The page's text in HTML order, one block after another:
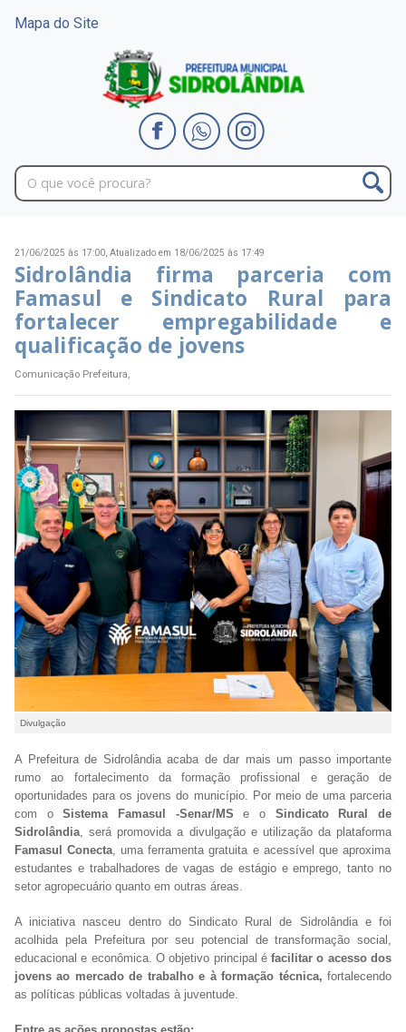
Mapa do Site
21/06/2025 às 17:00, Atualizado em 18/06/2025 às 17:49
Sidrolândia firma parceria com
Famasul e Sindicato Rural para
fortalecer empregabilidade e
qualificação de jovens
Comunicação Prefeitura,
Divulgação
A Prefeitura de Sidrolândia acaba de dar mais um passo importante
rumo ao fortalecimento da formação profissional e geração de
oportunidades para os jovens do município. Por meio de uma parceria
com oSistema Famasul -Senar/MS e o Sindicato Rural de
Sidrolândia , será promovida a divulgação e utilização da plataforma
Famasul Conecta , uma ferramenta gratuita e acessível que aproxima
estudantes e trabalhadores de vagas de estágio e emprego, tanto no
setor agropecuário quanto em outras áreas.
A iniciativa nasceu dentro do Sindicato Rural de Sidrolândia e foi
acolhida pela Prefeitura por seu potencial de transformação social,
educacional e econômica. O objetivo principal éfacilitar o acesso dos
jovens ao mercado de trabalho e à formação técnica, fortalecendo
as políticas públicas voltadas à juventude.